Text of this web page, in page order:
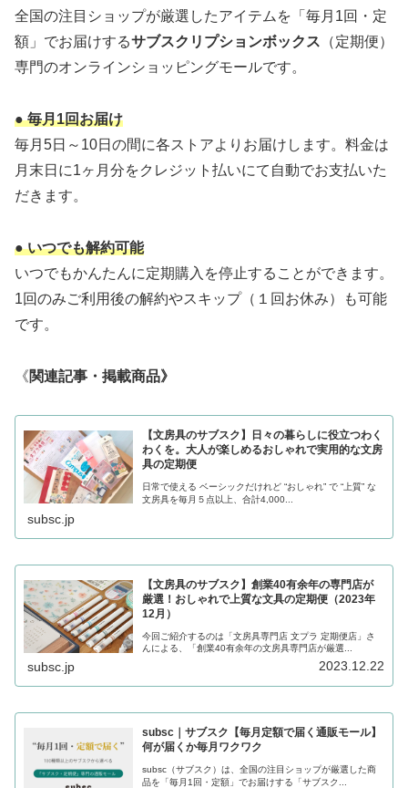
全国の注目ショップが厳選したアイテムを「毎月1回・定
額」でお届けするサブスクリプションボックス （定期便）
専門のオンラインショッピングモールです。
● 毎月1回お届け
毎月5日～10日の間に各ストアよりお届けします。料金は
月末日に1ヶ月分をクレジット払いにて自動でお支払いた
だきます。
● いつでも解約可能
いつでもかんたんに定期購入を停止することができます。
1回のみご利用後の解約やスキップ（１回お休み）も可能
です。
《関連記事・掲載商品》
【文房具のサブスク】日々の暮らしに役立つわく
わくを。大人が楽しめるおしゃれで実用的な文房
具の定期便
日常で使える ベーシックだけれど “おしゃれ” で “上質” な
文房具を毎月５点以上、合計4,000...
subsc.jp
【文房具のサブスク】創業40有余年の専門店が
厳選！おしゃれで上質な文具の定期便（2023年
12月）
今回ご紹介するのは「文房具専門店 文プラ 定期便店」さ
んによる、「創業40有余年の文房具専門店が厳選...
subsc.jp 2023.12.22
subsc｜サブスク【毎月定額で届く通販モール】
何が届くか毎月ワクワク
subsc（サブスク）は、全国の注目ショップが厳選した商
品を「毎月1回・定額」でお届けする「サブスク...